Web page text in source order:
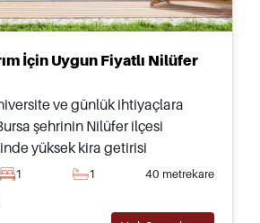
İçin Uygun Fiyatlı Nilüfer
ve günlük ihtiyaçlara
şehrinin Nilüfer ilçesi
yüksek kira getirisi
mükemmel bir yatırım
1 1 40 metrekare